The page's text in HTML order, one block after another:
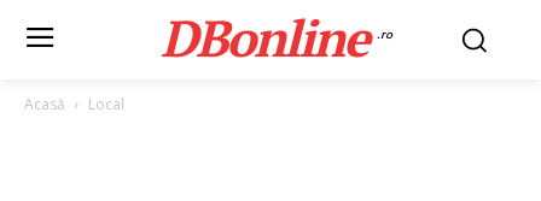
DBonline .ro
Acasă Local